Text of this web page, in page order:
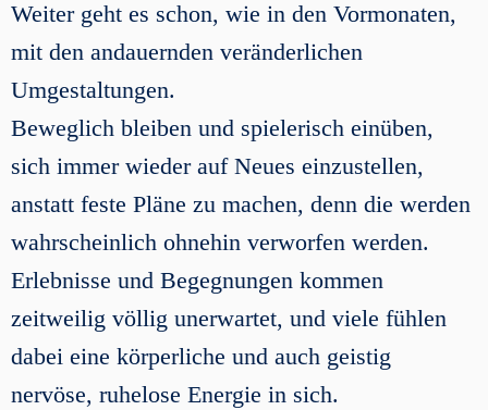
Weiter geht es schon, wie in den Vormonaten,
mit den andauernden veränderlichen
Umgestaltungen.
Beweglich bleiben und spielerisch einüben,
sich immer wieder auf Neues einzustellen,
anstatt feste Pläne zu machen, denn die werden
wahrscheinlich ohnehin verworfen werden.
Erlebnisse und Begegnungen kommen
zeitweilig völlig unerwartet, und viele fühlen
dabei eine körperliche und auch geistig
nervöse, ruhelose Energie in sich.